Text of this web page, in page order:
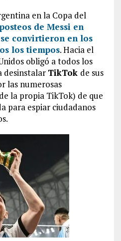
en la Copa del
de Messi en
convirtieron en los
los tiempos. Hacia el
obligó a todos los
desinstalar TikTok de sus
las numerosas
la propia TikTok) de que
para espiar ciudadanos